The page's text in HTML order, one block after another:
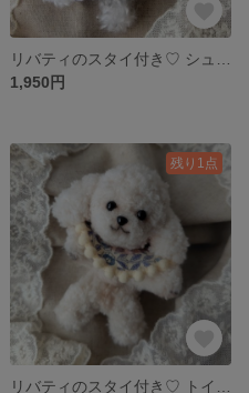
1,950円
残り1点